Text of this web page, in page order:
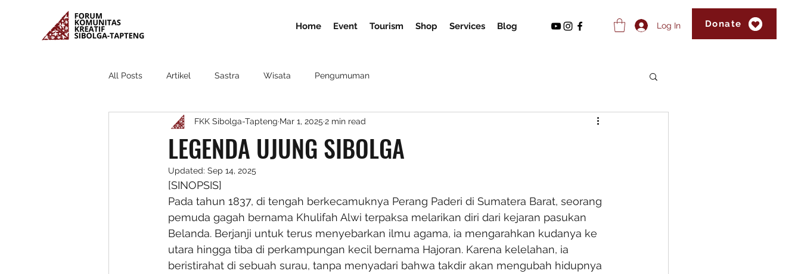
Home Event Tourism Shop Services Blog Log In Donate
All Posts Artikel Sastra Wisata Pengumuman
LEGENDA UJUNG SIBOLGA
FKK Sibolga-Tapteng Mar 1, 2025 2 min read
Updated: Sep 14, 2025
[SINOPSIS]
Pada tahun 1837, di tengah berkecamuknya Perang Paderi di Sumatera Barat, seorang
pemuda gagah bernama Khulifah Alwi terpaksa melarikan diri dari kejaran pasukan
Belanda. Berjanji untuk terus menyebarkan ilmu agama, ia mengarahkan kudanya ke
utara hingga tiba di perkampungan kecil bernama Hajoran. Karena kelelahan, ia
beristirahat di sebuah surau, tanpa menyadari bahwa takdir akan mengubah hidupnya